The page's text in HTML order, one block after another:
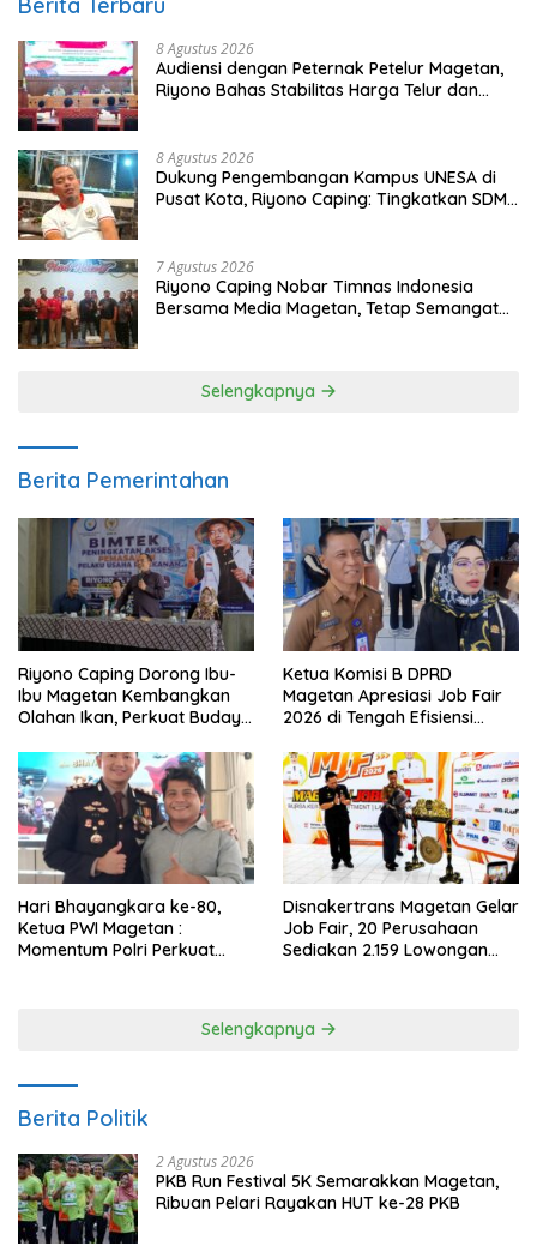
Berita Terbaru
8 Agustus 2026
Audiensi dengan Peternak Petelur Magetan,
Riyono Bahas Stabilitas Harga Telur dan
8 Agustus 2026
Dukung Pengembangan Kampus UNESA di
Pusat Kota, Riyono Caping: Tingkatkan SDM
7 Agustus 2026
Riyono Caping Nobar Timnas Indonesia
Bersama Media Magetan, Tetap Semangat
Selengkapnya
Berita Pemerintahan
Riyono Caping Dorong Ibu-
Ibu Magetan Kembangkan
Olahan Ikan, Perkuat Budaya
Ketua Komisi B DPRD
Magetan Apresiasi Job Fair
2026 di Tengah Efisiensi
Hari Bhayangkara ke-80,
Ketua PWI Magetan :
Momentum Polri Perkuat
Disnakertrans Magetan Gelar
Job Fair, 20 Perusahaan
Sediakan 2.159 Lowongan
Selengkapnya
Berita Politik
2 Agustus 2026
PKB Run Festival 5K Semarakkan Magetan,
Ribuan Pelari Rayakan HUT ke-28 PKB